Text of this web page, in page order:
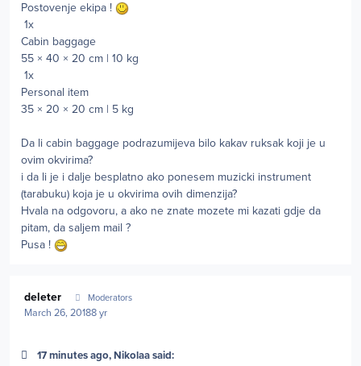
Postovenje ekipa !
1x
Cabin baggage
55 × 40 × 20 cm | 10 kg
1x
Personal item
35 × 20 × 20 cm | 5 kg
Da li cabin baggage podrazumijeva bilo kakav ruksak koji je u
ovim okvirima?
i da li je i dalje besplatno ako ponesem muzicki instrument
(tarabuku) koja je u okvirima ovih dimenzija?
Hvala na odgovoru, a ako ne znate mozete mi kazati gdje da
pitam, da saljem mail ?
Pusa !
deleter Moderators
March 26, 20188 yr
17 minutes ago, Nikolaa said: